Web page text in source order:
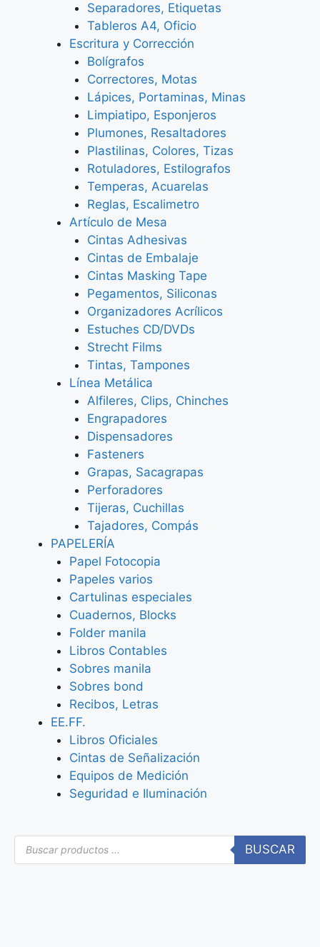
Separadores, Etiquetas
Tableros A4, Oficio
Escritura y Corrección
Bolígrafos
Correctores, Motas
Lápices, Portaminas, Minas
Limpiatipo, Esponjeros
Plumones, Resaltadores
Plastilinas, Colores, Tizas
Rotuladores, Estilografos
Temperas, Acuarelas
Reglas, Escalimetro
Artículo de Mesa
Cintas Adhesivas
Cintas de Embalaje
Cintas Masking Tape
Pegamentos, Siliconas
Organizadores Acrílicos
Estuches CD/DVDs
Strecht Films
Tintas, Tampones
Línea Metálica
Alfileres, Clips, Chinches
Engrapadores
Dispensadores
Fasteners
Grapas, Sacagrapas
Perforadores
Tijeras, Cuchillas
Tajadores, Compás
PAPELERÍA
Papel Fotocopia
Papeles varios
Cartulinas especiales
Cuadernos, Blocks
Folder manila
Libros Contables
Sobres manila
Sobres bond
Recibos, Letras
EE.FF.
Libros Oficiales
Cintas de Señalización
Equipos de Medición
Seguridad e Iluminación
BUSCAR